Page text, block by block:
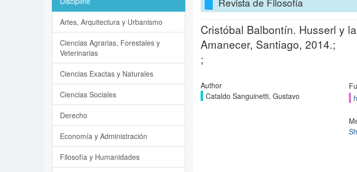
Cristóbal Balbontín. Husserl y
Amanecer, Santiago, 2014.;
;
Author
Cataldo Sanguinetti, Gustavo
Artes, Arquitectura y Urbanismo
Ciencias Agrarias, Forestales y
Veterinarias
Ciencias Exactas y Naturales
Ciencias Sociales
Derecho
Economía y Administración
Filosofía y Humanidades